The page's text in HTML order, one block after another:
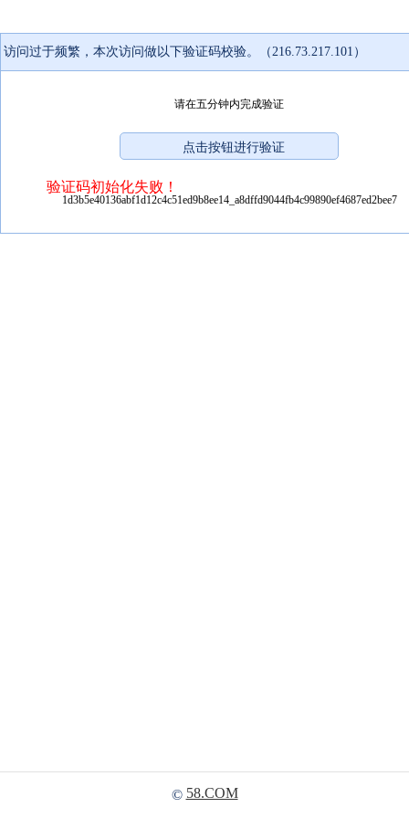
访问过于频繁，本次访问做以下验证码校验。（216.73.217.101）
请在五分钟内完成验证
验证码初始化失败！
1d3b5e40136abf1d12c4c51ed9b8ee14_a8dffd9044fb4c99890ef4687ed2bee7
© 58.COM